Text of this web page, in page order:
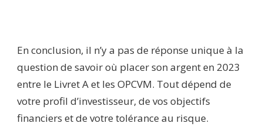
En conclusion, il n’y a pas de réponse unique à la
question de savoir où placer son argent en 2023
entre le Livret A et les OPCVM. Tout dépend de
votre profil d’investisseur, de vos objectifs
financiers et de votre tolérance au risque.